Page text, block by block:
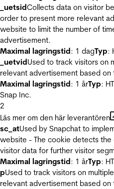
_uetsidCollects data on visitor
order to present more relevant
website to limit the number of
advertisement.
Maximal lagringstid: 1 dagTyp:
_uetvidUsed to track visitors on
relevant advertisement based
Maximal lagringstid: 1 årTyp:
Snap Inc.
2
Läs mer om den här leverantören
sc_atUsed by Snapchat to
website - The cookie detects
visitor data for further visitor
Maximal lagringstid: 1 årTyp:
pUsed to track visitors on
relevant advertisement based